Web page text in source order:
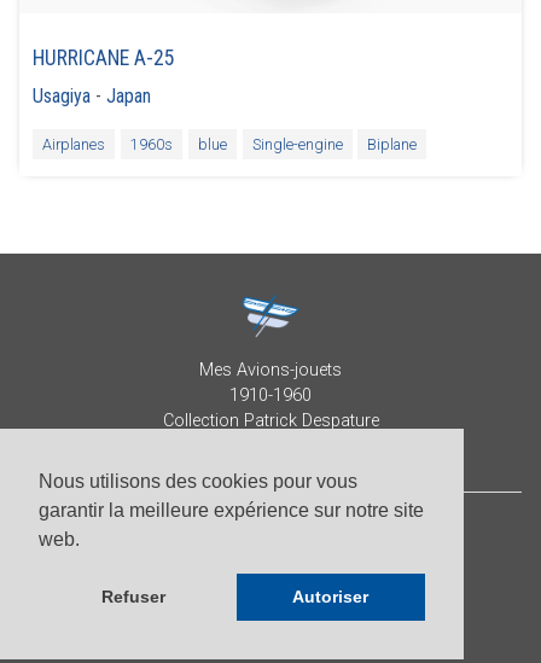
Nous utilisons des cookies pour vous
garantir la meilleure expérience sur notre site
web.
Refuser Autoriser
HURRICANE A-25
Usagiya -Japan
Airplanes 1960s blue Single-engine Biplane
Mes Avions-jouets
1910-1960
Collection Patrick Despature
-
Photos by Roberto Pellegrini